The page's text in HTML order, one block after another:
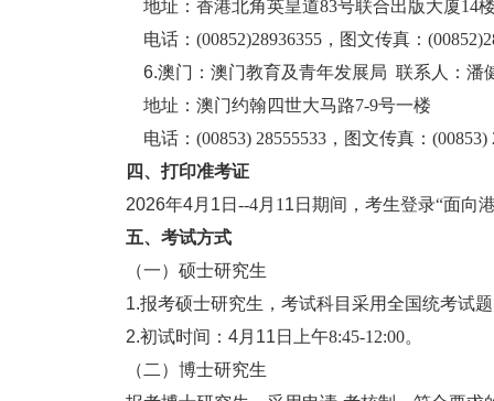
地址：香港北角英皇道83号联合出版大厦14
电话： (00852)28936355，图文传真：
6.澳门：澳门教育及青年发展局 联系人： 潘
地址：澳门约翰四世大马路7-9号一楼
电话： (00853) 28555533，图文传真：(00853)
四、打印准考证
2026年4月 1 日 --4月1 1 日期间，考生登录“面向
五、考试方式
（一）硕士研究生
1.报考硕士研究生，考试科目采用全国统考试
2.初试时间：4月11 日上午8:45-12:00。
（二）博士研究生